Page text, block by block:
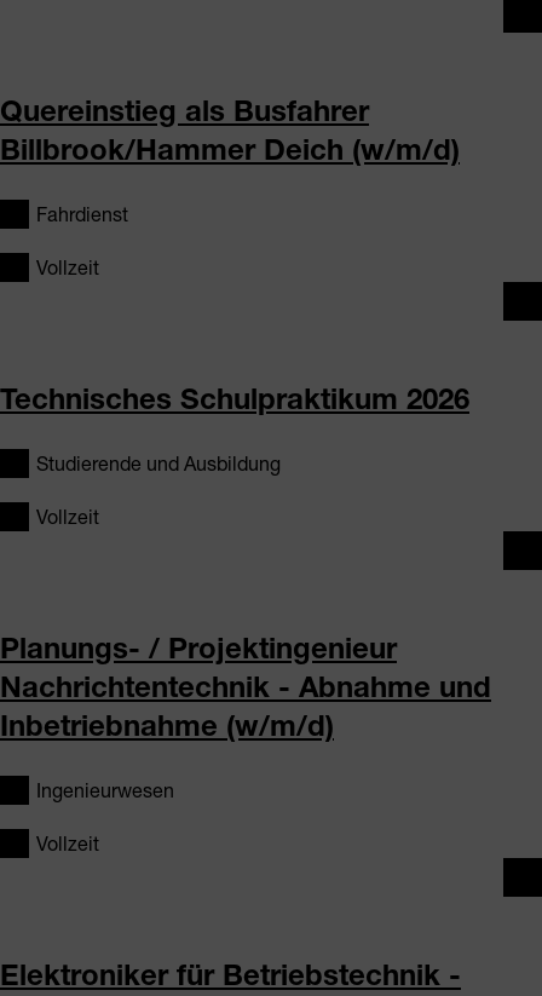
Quereinstieg als Busfahrer
Billbrook/Hammer Deich (w/m/d)
Fahrdienst
Vollzeit
Technisches Schulpraktikum 2026
Studierende und Ausbildung
Vollzeit
Planungs- / Projektingenieur
Nachrichtentechnik - Abnahme und
Inbetriebnahme (w/m/d)
Ingenieurwesen
Vollzeit
Elektroniker für Betriebstechnik -